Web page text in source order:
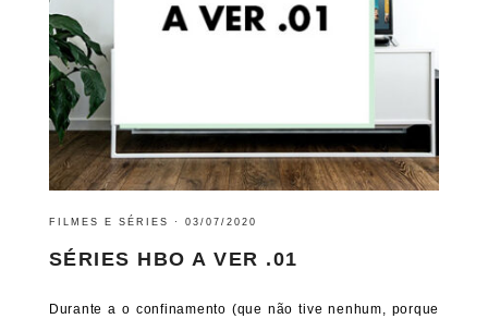
FILMES E SÉRIES · 03/07/2020
SÉRIES HBO A VER .01
Durante a o confinamento (que não tive nenhum, porque